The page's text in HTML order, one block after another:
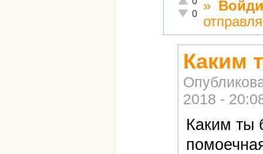
Неадекватно!
0
»
Каким
2018 -
Каким ты